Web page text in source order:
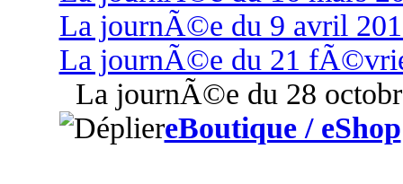
La journÃ©e du 9 avril
La journÃ©e du 21
La journÃ©e du 28
eBoutique / eShop